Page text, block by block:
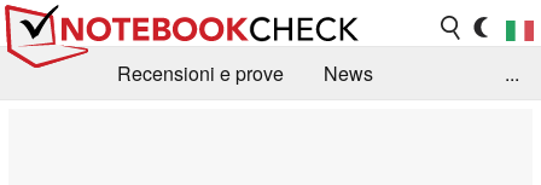
Recensioni e prove
News
...